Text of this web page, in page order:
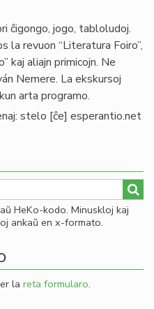
ĉigongo, jogo, tabloludoj.
la revuon “Literatura Foiro”,
kaj aliajn primicojn. Ne
Nemere. La ekskursoj
arta programo.
stelo [ĉe] esperantio.net
HeKo-kodo. Minuskloj kaj
ankaŭ en x-formato.
la reta formularo.